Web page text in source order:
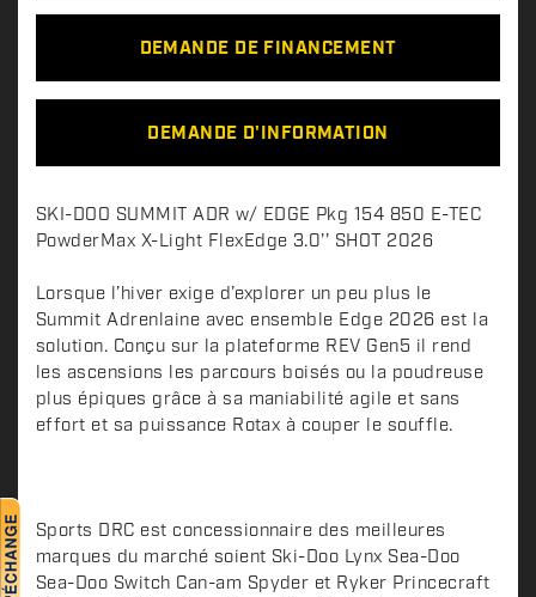
DEMANDE DE FINANCEMENT
DEMANDE D'INFORMATION
D
e
c
r
i
p
t
SKI-DOO SUMMIT ADR w/ EDGE Pkg 154 850 E-TEC
PowderMax X-Light FlexEdge 3.0'' SHOT 2026
Lorsque l’hiver exige d’explorer un peu plus le
Summit Adrenlaine avec ensemble Edge 2026 est la
solution. Conçu sur la plateforme REV Gen5 il rend
les ascensions les parcours boisés ou la poudreuse
plus épiques grâce à sa maniabilité agile et sans
effort et sa puissance Rotax à couper le souffle.
Sports DRC est concessionnaire des meilleures
marques du marché soient Ski-Doo Lynx Sea-Doo
Sea-Doo Switch Can-am Spyder et Ryker Princecraft